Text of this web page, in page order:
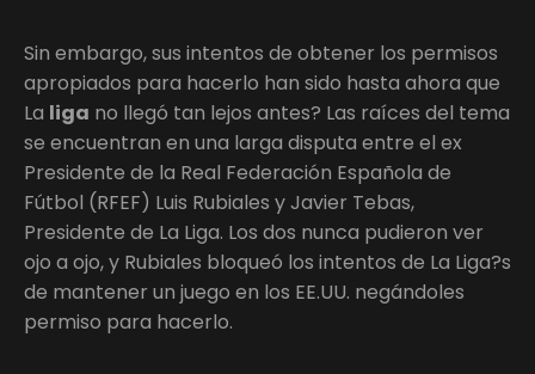
Sin embargo, sus intentos de obtener los permisos
apropiados para hacerlo han sido hasta ahora que
La liga no llegó tan lejos antes? Las raíces del tema
se encuentran en una larga disputa entre el ex
Presidente de la Real Federación Española de
Fútbol (RFEF) Luis Rubiales y Javier Tebas,
Presidente de La Liga. Los dos nunca pudieron ver
ojo a ojo, y Rubiales bloqueó los intentos de La Liga?s
de mantener un juego en los EE.UU. negándoles
permiso para hacerlo.